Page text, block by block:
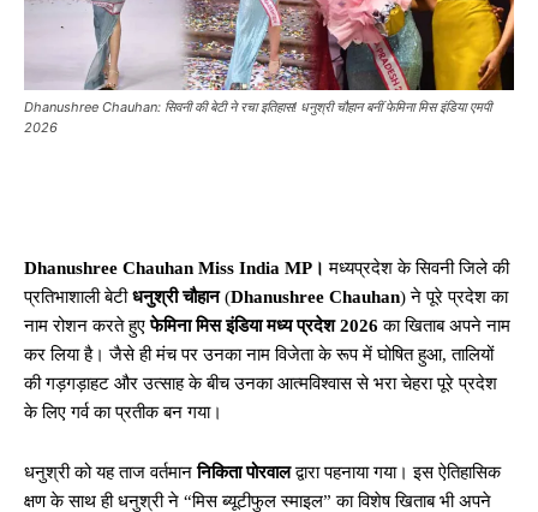
Dhanushree Chauhan: सिवनी की बेटी ने रचा इतिहास! धनुश्री चौहान बनीं फेमिना मिस इंडिया एमपी
2026
Dhanushree Chauhan Miss India MP। मध्यप्रदेश के सिवनी जिले की
प्रतिभाशाली बेटीधनुश्री चौहान(Dhanushree Chauhan) ने पूरे प्रदेश का
नाम रोशन करते हुएफेमिना मिस इंडिया मध्य प्रदेश 2026 का खिताब अपने नाम
कर लिया है। जैसे ही मंच पर उनका नाम विजेता के रूप में घोषित हुआ, तालियों
की गड़गड़ाहट और उत्साह के बीच उनका आत्मविश्वास से भरा चेहरा पूरे प्रदेश
के लिए गर्व का प्रतीक बन गया।
धनुश्री को यह ताज वर्तमाननिकिता पोरवालद्वारा पहनाया गया। इस ऐतिहासिक
क्षण के साथ ही धनुश्री ने “मिस ब्यूटीफुल स्माइल” का विशेष खिताब भी अपने